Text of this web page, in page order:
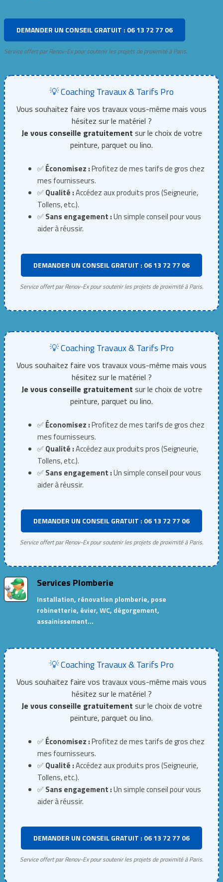
DEMANDER UN CONSEIL GRATUIT : 06 13 72 77 06
Service offert par Renov-Ex pour soutenir les projets de proximité à Paris.
💡 Coaching Travaux & Tarifs Pro
Vous souhaitez faire vos travaux vous-même mais vous
hésitez sur le matériel ?
Je vous conseille gratuitement sur le choix de votre
peinture, parquet ou lino.
✅Économisez :Profitez de mes tarifs de gros chez
mes fournisseurs.
✅Qualité :Accédez aux produits pros (Seigneurie,
Tollens, etc.).
✅Sans engagement :Un simple conseil pour vous
aider à réussir.
DEMANDER UN CONSEIL GRATUIT : 06 13 72 77 06
Service offert par Renov-Ex pour soutenir les projets de proximité à Paris.
💡 Coaching Travaux & Tarifs Pro
Vous souhaitez faire vos travaux vous-même mais vous
hésitez sur le matériel ?
Je vous conseille gratuitement sur le choix de votre
peinture, parquet ou lino.
✅Économisez :Profitez de mes tarifs de gros chez
mes fournisseurs.
✅Qualité :Accédez aux produits pros (Seigneurie,
Tollens, etc.).
✅Sans engagement :Un simple conseil pour vous
aider à réussir.
DEMANDER UN CONSEIL GRATUIT : 06 13 72 77 06
Service offert par Renov-Ex pour soutenir les projets de proximité à Paris.
Services Plomberie
Installation, rénovation plomberie, pose
robinetterie, évier, WC, dégorgement,
assainissement…
💡 Coaching Travaux & Tarifs Pro
Vous souhaitez faire vos travaux vous-même mais vous
hésitez sur le matériel ?
Je vous conseille gratuitement sur le choix de votre
peinture, parquet ou lino.
✅Économisez :Profitez de mes tarifs de gros chez
mes fournisseurs.
✅Qualité :Accédez aux produits pros (Seigneurie,
Tollens, etc.).
✅Sans engagement :Un simple conseil pour vous
aider à réussir.
DEMANDER UN CONSEIL GRATUIT : 06 13 72 77 06
Service offert par Renov-Ex pour soutenir les projets de proximité à Paris.